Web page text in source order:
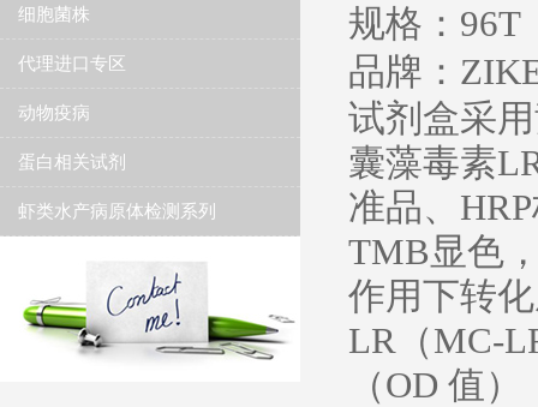
细胞菌株
代理进口专区
动物疫病
蛋白相关试剂
虾类水产病原体检测系列
规格：96T
品牌：
试剂盒采
囊藻毒素
准品、
TMB显色
作用下转
LR （MC-
（OD 值